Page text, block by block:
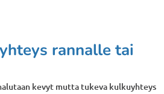
rannalle tai
kevyt mutta tukeva kulkuyhteys